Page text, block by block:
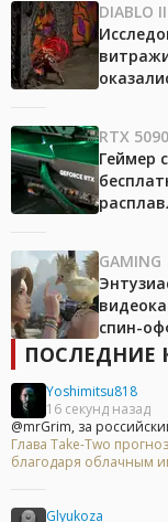
DIABLO II
RTX 5090
Геймер
GAMING
спин-
ПОСЛЕДНИЕ
Yoshimitsu818
16 секунд назад
@mrGrim, за
Глава Take-Two
благодаря облачным
Glyukoza